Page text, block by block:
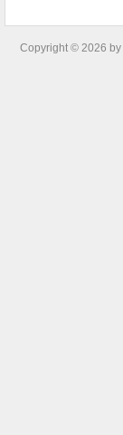
Copyright © 2026 by